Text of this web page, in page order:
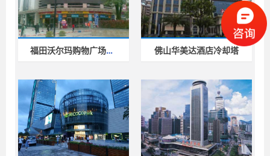
福田沃尔玛购物广场冷却塔工程 佛山华美达酒店冷却塔